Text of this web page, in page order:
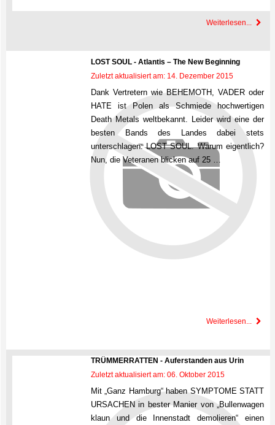
Weiterlesen...
LOST SOUL - Atlantis – The New Beginning
Zuletzt aktualisiert am: 14. Dezember 2015
Dank Vertretern wie BEHEMOTH, VADER oder
HATE ist Polen als Schmiede hochwertigen
Death Metals weltbekannt. Leider wird eine der
besten Bands des Landes dabei stets
unterschlagen: LOST SOUL. Warum eigentlich?
Nun, die Veteranen blicken auf 25 …
Weiterlesen...
TRÜMMERRATTEN - Auferstanden aus Urin
Zuletzt aktualisiert am: 06. Oktober 2015
Mit „Ganz Hamburg“ haben SYMPTOME STATT
URSACHEN in bester Manier von „Bullenwagen
klaun und die Innenstadt demolieren“ einen